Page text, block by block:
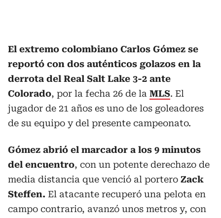
El extremo colombiano Carlos Gómez se
reportó con dos auténticos golazos en la
derrota del Real Salt Lake 3-2 ante
Colorado, por la fecha 26 de la MLS. El
jugador de 21 años es uno de los goleadores
de su equipo y del presente campeonato.
Gómez abrió el marcador a los 9 minutos
del encuentro, con un potente derechazo de
media distancia que venció al portero Zack
Steffen. El atacante recuperó una pelota en
campo contrario, avanzó unos metros y, con